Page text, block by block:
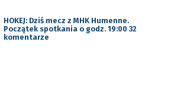
HOKEJ: Dziś mecz z MHK Humenne.
Początek spotkania o godz. 19:00 32
komentarze